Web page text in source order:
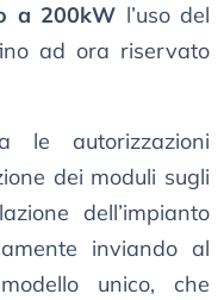
a 200kW l’uso del
ad ora riservato
le autorizzazioni
dei moduli sugli
dell’impianto
inviando al
unico, che